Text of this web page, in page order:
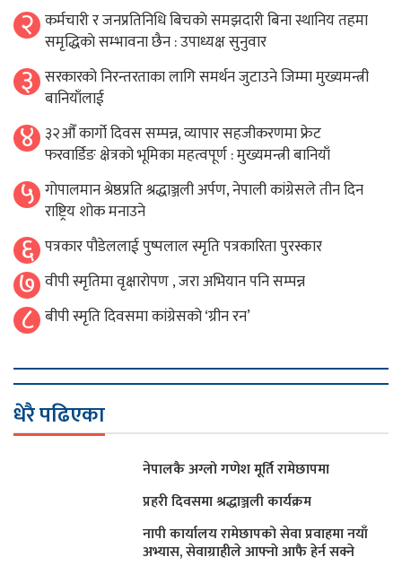
२ कर्मचारी र जनप्रतिनिधि बिचकाे समझदारी बिना स्थानिय तहमा
समृद्धिकाे सम्भावना छैन : उपाध्यक्ष सुनुवार
३ सरकारको निरन्तरताका लागि समर्थन जुटाउने जिम्मा मुख्यमन्त्री
बानियाँलाई
४ ३२औँ कार्गो दिवस सम्पन्न, व्यापार सहजीकरणमा फ्रेट
फरवार्डिङ क्षेत्रको भूमिका महत्वपूर्ण : मुख्यमन्त्री बानियाँ
५ गोपालमान श्रेष्ठप्रति श्रद्धाञ्जली अर्पण, नेपाली कांग्रेसले तीन दिन
राष्ट्रिय शोक मनाउने
६ पत्रकार पौडेललाई पुष्पलाल स्मृति पत्रकारिता पुरस्कार
७ वीपी स्मृतिमा वृक्षारोपण , जरा अभियान पनि सम्पन्न
८ बीपी स्मृति दिवसमा कांग्रेसको ‘ग्रीन रन’
धेरै पढिएका
नेपालकै अग्लो गणेश मूर्ति रामेछापमा
प्रहरी दिवसमा श्रद्धाञ्जली कार्यक्रम
नापी कार्यालय रामेछापको सेवा प्रवाहमा नयाँ
अभ्यास, सेवाग्राहीले आफ्नाे आफै हेर्न सक्ने